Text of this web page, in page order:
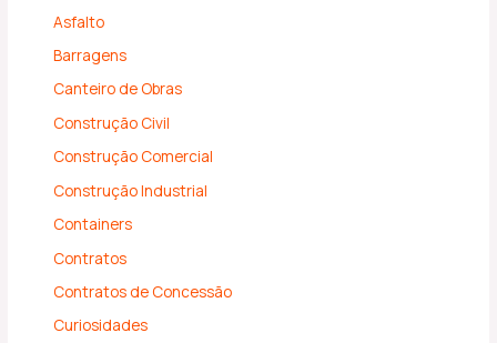
Asfalto
Barragens
Canteiro de Obras
Construção Civil
Construção Comercial
Construção Industrial
Containers
Contratos
Contratos de Concessão
Curiosidades